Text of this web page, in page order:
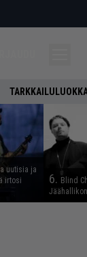
uutisia ja
irtosi
6. Blind